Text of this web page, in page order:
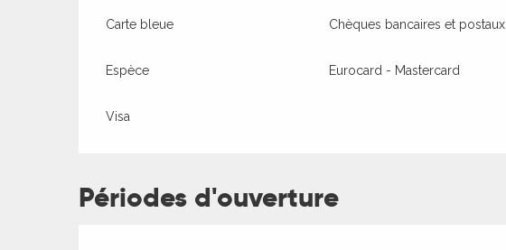
Carte bleue Chèques bancaires et postaux
Espèce Eurocard - Mastercard
Visa
Périodes d'ouverture